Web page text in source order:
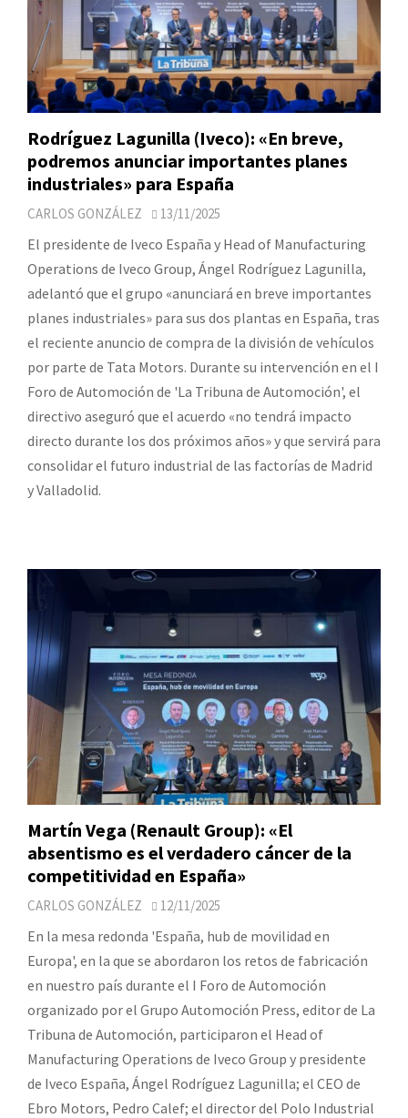
Rodríguez Lagunilla (Iveco): «En breve,
podremos anunciar importantes planes
industriales» para España
CARLOS GONZÁLEZ 13/11/2025
El presidente de Iveco España y Head of Manufacturing
Operations de Iveco Group, Ángel Rodríguez Lagunilla,
adelantó que el grupo «anunciará en breve importantes
planes industriales» para sus dos plantas en España, tras
el reciente anuncio de compra de la división de vehículos
por parte de Tata Motors. Durante su intervención en el I
Foro de Automoción de 'La Tribuna de Automoción', el
directivo aseguró que el acuerdo «no tendrá impacto
directo durante los dos próximos años» y que servirá para
consolidar el futuro industrial de las factorías de Madrid
y Valladolid.
Martín Vega (Renault Group): «El
absentismo es el verdadero cáncer de la
competitividad en España»
CARLOS GONZÁLEZ 12/11/2025
En la mesa redonda 'España, hub de movilidad en
Europa', en la que se abordaron los retos de fabricación
en nuestro país durante el I Foro de Automoción
organizado por el Grupo Automoción Press, editor de La
Tribuna de Automoción, participaron el Head of
Manufacturing Operations de Iveco Group y presidente
de Iveco España, Ángel Rodríguez Lagunilla; el CEO de
Ebro Motors, Pedro Calef; el director del Polo Industrial